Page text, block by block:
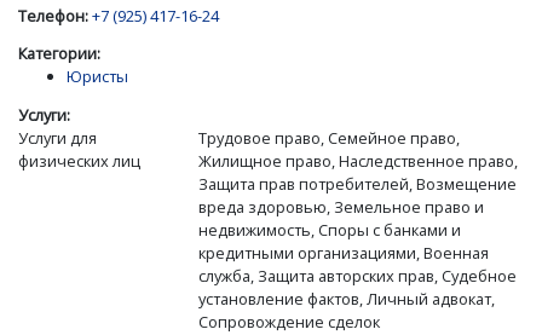
Телефон:+7 (925) 417-16-24
Категории:
Юристы
Услуги:
Услуги для
физических лиц
Трудовое право, Семейное право,
Жилищное право, Наследственное право,
Защита прав потребителей, Возмещение
вреда здоровью, Земельное право и
недвижимость, Споры с банками и
кредитными организациями, Военная
служба, Защита авторских прав, Судебное
установление фактов, Личный адвокат,
Сопровождение сделок